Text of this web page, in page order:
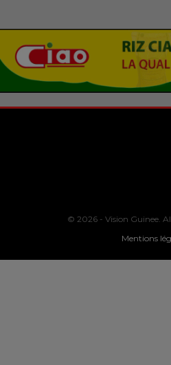
© 2026 - Vision Guinee.
Mentions